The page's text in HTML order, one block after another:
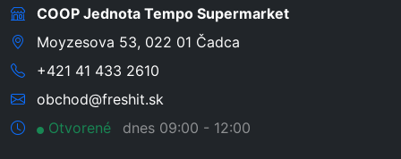
COOP Jednota Tempo Supermarket
Moyzesova 53, 022 01 Čadca
+421 41 433 2610
obchod@freshit.sk
Otvorené
dnes 09:00 - 12:00